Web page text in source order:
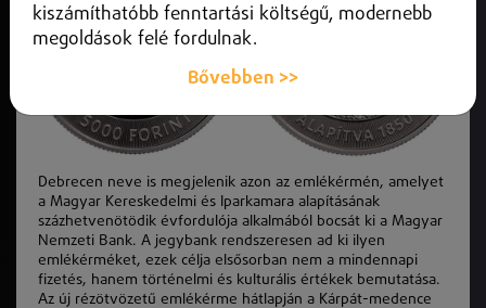
Debrecen neve is megjelenik azon az emlé kérmén, amelyet
a Magyar Kereskedelmi és Iparkamara alapításának
százhetvenötödik évfordulója alkalmából bocsát ki a Magyar
Nemzeti Bank. A jegybank rendszeresen ad ki ilyen
emlé kérméket, ezek célja elsősorban nem a mindennapi
fizetés, hanem történelmi és kulturális értékek bemutatása.
Az új rézötvözetű emlé kérme hátlapján a Kárpát-medence
kiszámíthatóbb fenntartási költségű, modernebb
megoldások felé fordulnak.
Bővebben >>